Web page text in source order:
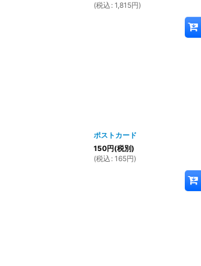
(税込 : 1,815円)
ポストカード
150円(税別)
(税込 : 165円)